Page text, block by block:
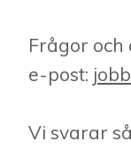
Frågor och
e-post:
Vi svarar